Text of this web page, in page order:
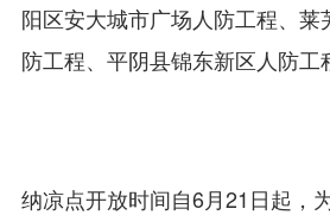
阳区安大城市广场人防工程、莱
防工程、平阴县锦东新区人防工
纳凉点开放时间自6月21日起，